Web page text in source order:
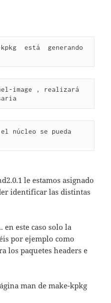
le estamos asignado
identificar las distintas
este caso solo la
por ejemplo como
los paquetes headers e
man de make-kpkg